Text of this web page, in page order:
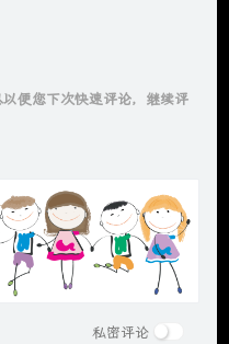
便您下次快速评论，继续评
私密评论